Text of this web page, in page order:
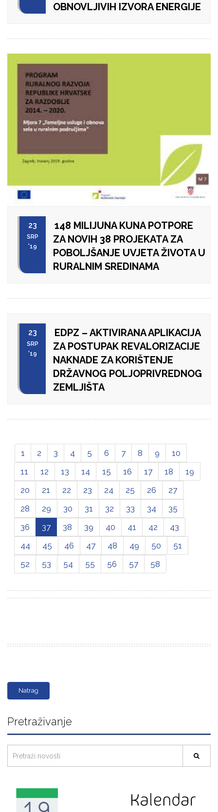
OBNOVLJIVIH IZVORA ENERGIJE
23
SRP
'19
148 MILIJUNA KUNA POTPORE
ZA NOVIH 38 PROJEKATA ZA
POBOLJŠANJE UVJETA ŽIVOTA U
RURALNIM SREDINAMA
23
SRP
'19
EDPZ – AKTIVIRANA APLIKACIJA
ZA POSTUPAK REVALORIZACIJE
NAKNADE ZA KORIŠTENJE
DRŽAVNOG POLJOPRIVREDNOG
ZEMLJIŠTA
1 2 3 4 5 6 7 8 9
10
11
12 13 14 15 16 17 18
19
20
21 22 23 24 25 26
27
28
29 30 31 32 33 34
35
36
37 38 39 40 41 42
43
44
45 46 47 48 49 50
51
52
53 54 55 56 57 58
Natrag
Pretraživanje